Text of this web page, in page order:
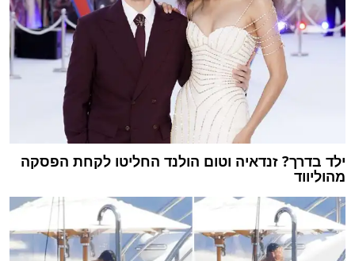
ילד בדרך? זנדאיה וטום הולנד החליטו לקחת הפסקה
מהוליווד